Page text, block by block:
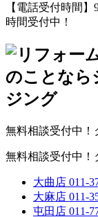
【電話受付時間
時間受付中！
無料相談受付中！
無料相談受付中！
大曲店 011-
大麻店 011-
屯田店 011-